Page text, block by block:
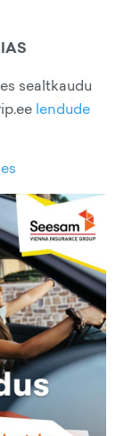
sealtkaudu
lendude